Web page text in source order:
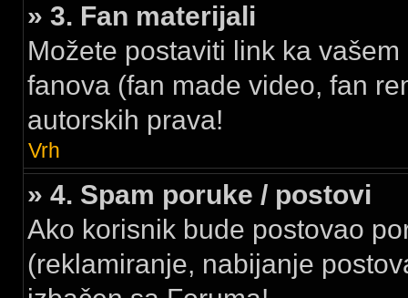
» 3. Fan materijali
Možete postaviti link ka
fanova (fan made video, fan
autorskih prava!
Vrh
» 4. Spam poruke / postovi
Ako korisnik bude postovao
(reklamiranje, nabijanje